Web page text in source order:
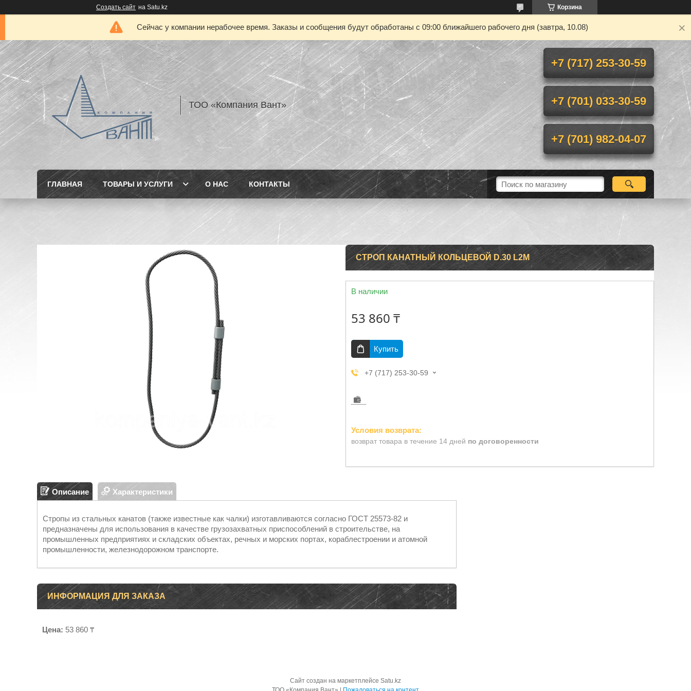
Создать сайт на Satu.kz Корзина
Сейчас у компании нерабочее время. Заказы и сообщения будут обработаны с 09:00 ближайшего рабочего дня (завтра, 10.08)
ТОО «Компания Вант»
+7 (717) 253-30-59
+7 (701) 033-30-59
+7 (701) 982-04-07
ГЛАВНАЯ ТОВАРЫ И УСЛУГИ О НАС КОНТАКТЫ
СТРОП КАНАТНЫЙ КОЛЬЦЕВОЙ D.30 L2М
В наличии
53 860 ₸
Купить
+7 (717) 253-30-59
возврат товара в течение 14 дней по договоренности
Описание Характеристики
Стропы из стальных канатов (также известные как чалки) изготавливаются согласно ГОСТ 25573-82 и
предназначены для использования в качестве грузозахватных приспособлений в строительстве, на
промышленных предприятиях и складских объектах, речных и морских портах, кораблестроении и атомной
промышленности, железнодорожном транспорте.
ИНФОРМАЦИЯ ДЛЯ ЗАКАЗА
Цена: 53 860 ₸
Сайт создан на маркетплейсе Satu.kz